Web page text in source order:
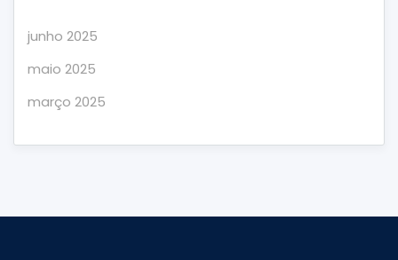
junho 2025
maio 2025
março 2025